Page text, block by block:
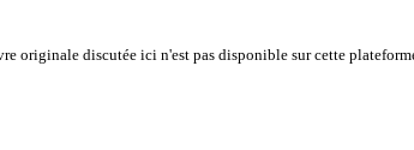
originale discutée ici n'est pas disponible sur cette